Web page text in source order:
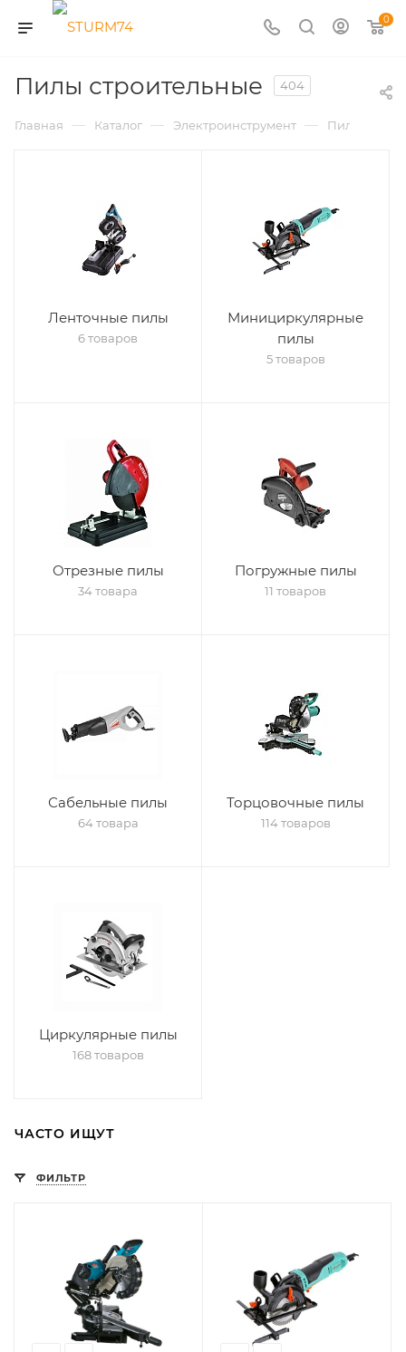
0
Пилы строительные 404
Главная — Каталог — Электроинструмент — Пилы
Ленточные пилы
6 товаров
Минициркулярные
пилы
5 товаров
Отрезные пилы
34 товара
Погружные пилы
11 товаров
Сабельные пилы
64 товара
Торцовочные пилы
114 товаров
Циркулярные пилы
168 товаров
ЧАСТО ИЩУТ
ФИЛЬТР